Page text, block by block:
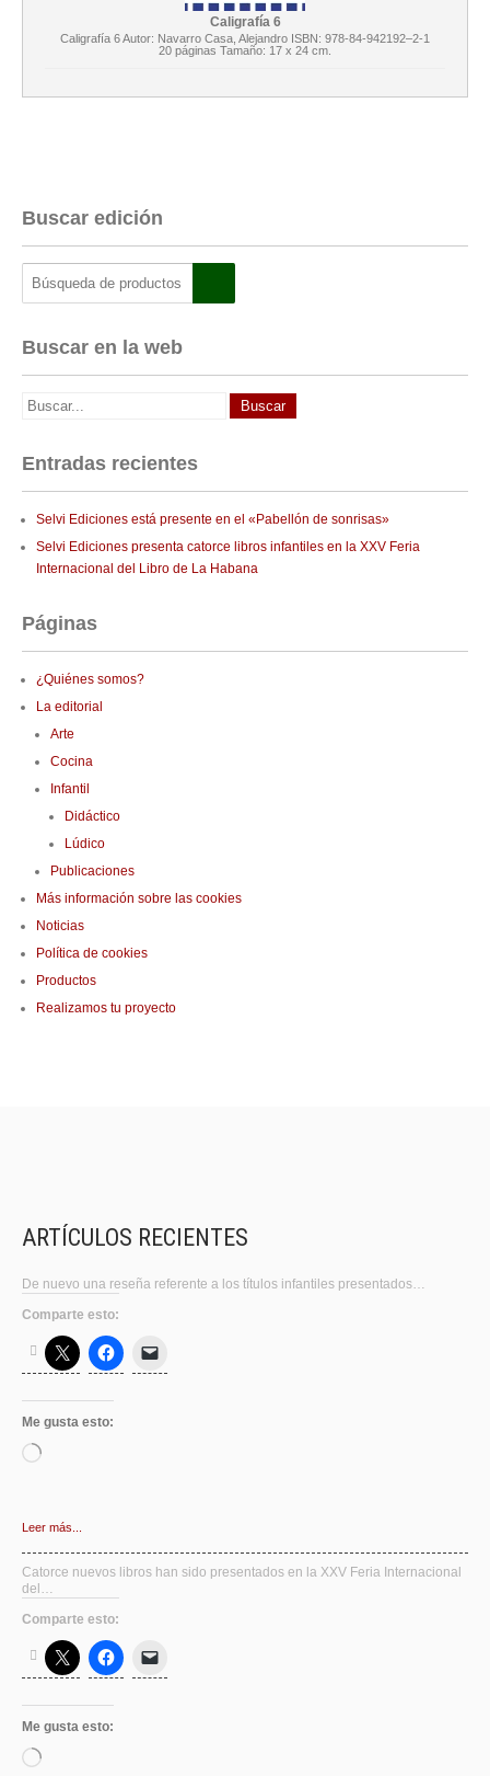
Caligrafía 6
Caligrafía 6 Autor: Navarro Casa, Alejandro ISBN: 978-84-942192–2-1
20 páginas Tamaño: 17 x 24 cm.
Buscar edición
Buscar en la web
Entradas recientes
Selvi Ediciones está presente en el «Pabellón de sonrisas»
Selvi Ediciones presenta catorce libros infantiles en la XXV Feria
Internacional del Libro de La Habana
Páginas
¿Quiénes somos?
La editorial
Arte
Cocina
Infantil
Didáctico
Lúdico
Publicaciones
Más información sobre las cookies
Noticias
Política de cookies
Productos
Realizamos tu proyecto
ARTÍCULOS RECIENTES
De nuevo una reseña referente a los títulos infantiles presentados…
Comparte esto:
Me gusta esto:
Cargando...
Leer más...
Catorce nuevos libros han sido presentados en la XXV Feria Internacional
del…
Comparte esto:
Me gusta esto:
Cargando...